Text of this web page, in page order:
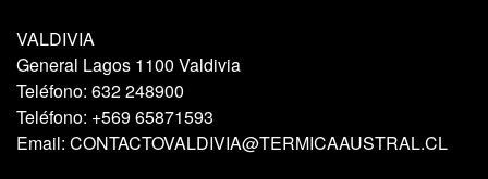
VALDIVIA
General Lagos 1100 Valdivia
Teléfono: 632 248900
Teléfono: +569 65871593
Email: CONTACTOVALDIVIA@TERMICAAUSTRAL.CL